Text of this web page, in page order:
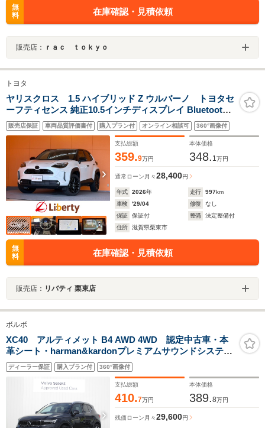
無
料
在庫確認・見積依頼
販売店： ｒａｃ ｔｏｋｙｏ
トヨタ
ヤリスクロス 1.5 ハイブリッド Z ウルバーノ トヨタセ
ーフティセンス 純正10.5インチディスプレイ Bluetooth
対応 パノラミックビューモニター ETC2.0 ステアリング
ヒーター 電子パーキング アダプティブクルーズコントロ
ール LEDヘッドライト 純正アルミ
販売店保証 車両品質評価書付 購入プラン付 オンライン相談可 360°画像付
支払総額
359.9万円
本体価格
348. 1万円
通常ローン 月々28,400円
年式 2026年 走行 997km
車検
'29/04 修復
なし
保証
保証付 整備
法定整備付
住所
滋賀県栗東市
無
料
在庫確認・見積依頼
販売店： リバティ 栗東店
ボルボ
XC40 アルティメット B4 AWD 4WD 認定中古車・本
革シート・harman&kardonプレミアムサウンドシステ
ム・F/Rシートヒーター・ステアリングホイールヒーター
ディーラー保証 購入プラン付 360°画像付
支払総額
410.7万円
本体価格
389.8万円
残価ローン 月々29,600円